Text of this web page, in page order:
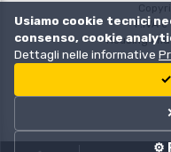
P.IVA
Housing
Usiamo cookie tecnici
consenso, cookie
Dettagli nelle informative
⚙️